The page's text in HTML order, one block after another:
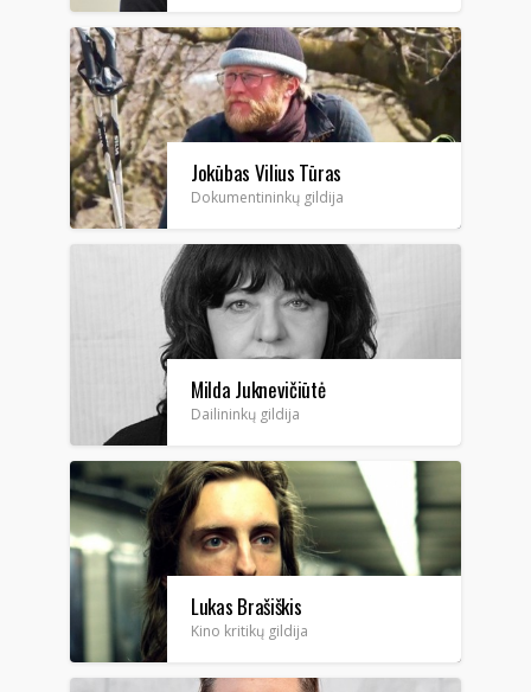
Jokūbas Vilius Tūras
Dokumentininkų gildija
Milda Juknevičiūtė
Dailininkų gildija
Lukas Brašiškis
Kino kritikų gildija